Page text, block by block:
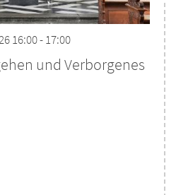
16:00 - 17:00
und Verborgenes